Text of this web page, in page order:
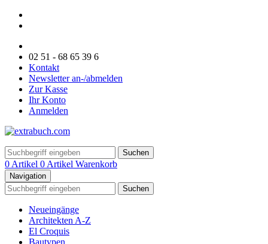
02 51 - 68 65 39 6
Kontakt
Newsletter an-/abmelden
Zur Kasse
Ihr Konto
Anmelden
Suchen
0 Artikel 0 Artikel Warenkorb
Navigation
Suchen
Neueingänge
Architekten A-Z
El Croquis
Bautypen